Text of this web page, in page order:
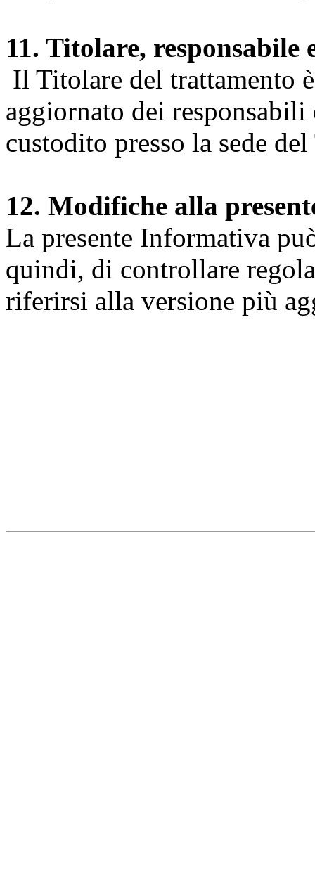
11. Titolare, responsabile
Il Titolare del trattamento
aggiornato dei
custodito presso la sede
12. Modifiche alla
La presente Informativa
quindi, di controllare
riferirsi alla versione più